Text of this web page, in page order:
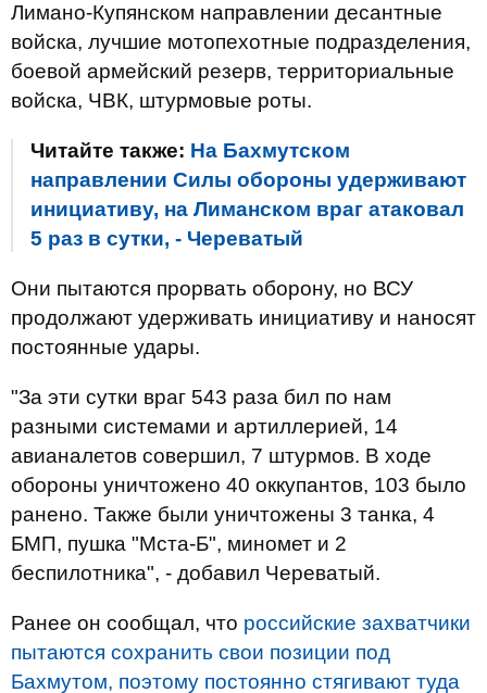
Лимано-Купянском направлении десантные
войска, лучшие мотопехотные подразделения,
боевой армейский резерв, территориальные
войска, ЧВК, штурмовые роты.
Читайте также: На Бахмутском
направлении Силы обороны удерживают
инициативу, на Лиманском враг атаковал
5 раз в сутки, - Череватый
Они пытаются прорвать оборону, но ВСУ
продолжают удерживать инициативу и наносят
постоянные удары.
"За эти сутки враг 543 раза бил по нам
разными системами и артиллерией, 14
авианалетов совершил, 7 штурмов. В ходе
обороны уничтожено 40 оккупантов, 103 было
ранено. Также были уничтожены 3 танка, 4
БМП, пушка "Мста-Б", миномет и 2
беспилотника", - добавил Череватый.
Ранее он сообщал, что российские захватчики
пытаются сохранить свои позиции под
Бахмутом, поэтому постоянно стягивают туда